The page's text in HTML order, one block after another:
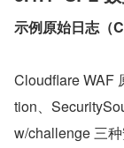
示例原始日志（
Cloudflare WAF
tion、
w/challenge 三